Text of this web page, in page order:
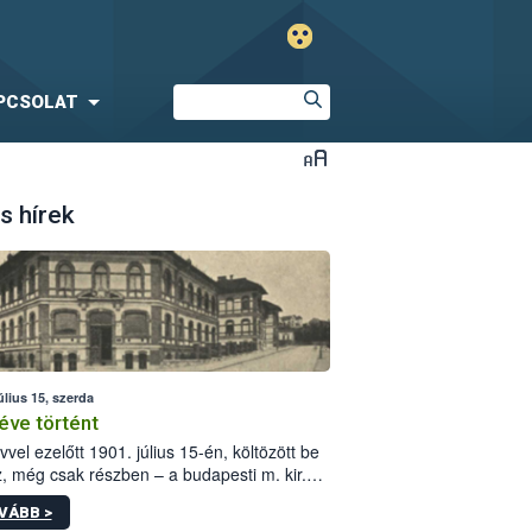
hírek
15, szerda
történt
ezelőtt 1901. július 15-én, költözött be
még csak részben – a budapesti m. kir.
állomás a Kis Rókus utca
alatti, Czigler Győző által tervezett új
>